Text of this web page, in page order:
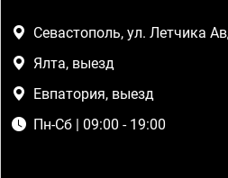
Севастополь, ул. Летчика
Ялта, выезд
Евпатория, выезд
Пн-Сб | 09:00 - 19:00